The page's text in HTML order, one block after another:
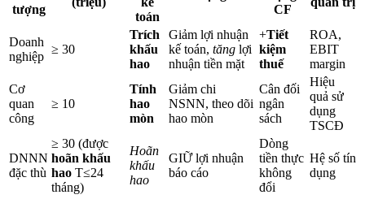
tượng
toán
CF
Doanh
nghiệp
≥ 30
Trích
khấu
hao
Giảm lợi nhuận
kế toán, tăng lợi
nhuận tiền mặt
+Tiết
kiệm
thuế
ROA,
EBIT
margin
Cơ
quan
công
≥ 10
Tính
hao
mòn
Giảm chi
NSNN, theo dõi
hao mòn
Cân đối
ngân
sách
Hiệu
quả sử
dụng
TSCĐ
DNNN
đặc thù
≥ 30 (được
hoãn khấu
hao T≤24
tháng)
Hoãn
khấu
hao
GIỮ lợi nhuận
báo cáo
Dòng
tiền thực
không
đổi
Hệ số tín
dụng